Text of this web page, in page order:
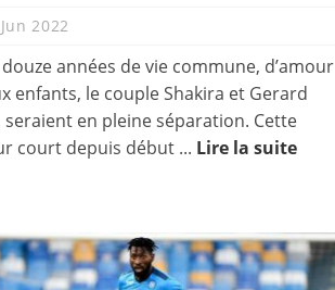
2022
années de vie commune, d’amour
enfants, le couple Shakira et Gerard
seraient en pleine séparation. Cette
court depuis début ... Lire la suite